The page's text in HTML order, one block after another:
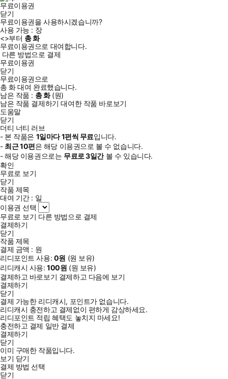
무료이용권
닫기
무료이용권을 사용하시겠습니까?
사용 가능 : 장
<>부터 총화
무료이용권으로 대여합니다.
다른 방법으로 결제
무료이용권
닫기
무료이용권으로
총 화대여 완료했습니다.
남은 작품 : 총화(원)
남은 작품 결제하기 대여한 작품 바로보기
도움말
닫기
더티 너티 러브
- 본 작품은 1일마다1편씩 무료입니다.
- 최근10편은 해당 이용권으로 볼 수 없습니다.
- 해당 이용권으로는 무료로3일간볼 수 있습니다.
확인
무료로 보기
닫기
작품 제목
대여 기간 : 일
이용권 선택
무료로 보기 다른 방법으로 결제
결제하기
닫기
작품 제목
결제 금액 : 원
리디포인트 사용: 0원 (원 보유)
리디캐시 사용:100원 (원 보유)
결제하고 바로보기 결제하고 다음에 보기
결제하기
닫기
결제 가능한 리디캐시, 포인트가 없습니다.
리디캐시 충전하고 결제없이 편하게 감상하세요.
리디포인트 적립 혜택도 놓치지 마세요!
충전하고 결제 일반 결제
결제하기
닫기
이미 구매한 작품입니다.
보기 닫기
결제 방법 선택
닫기